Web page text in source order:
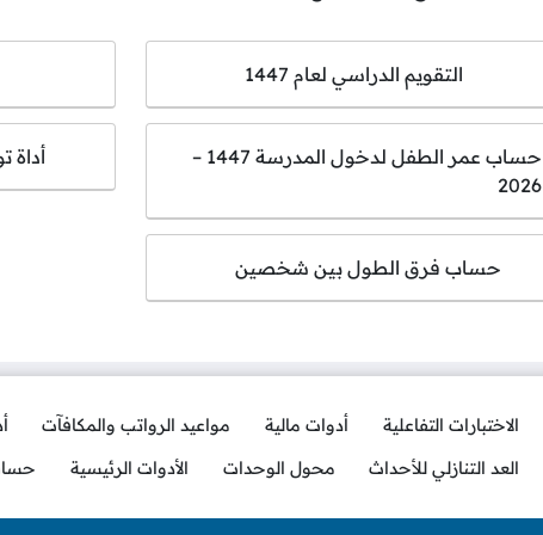
التقويم الدراسي لعام 1447
حساب عمر الطفل لدخول المدرسة 1447 –
2026
أداة
حساب فرق الطول بين شخصين
الاختبارات التفاعلية أدوات مالية مواعيد الرواتب والمكافآت
العد التنازلي للأحداث محول الوحدات الأدوات الرئيسية